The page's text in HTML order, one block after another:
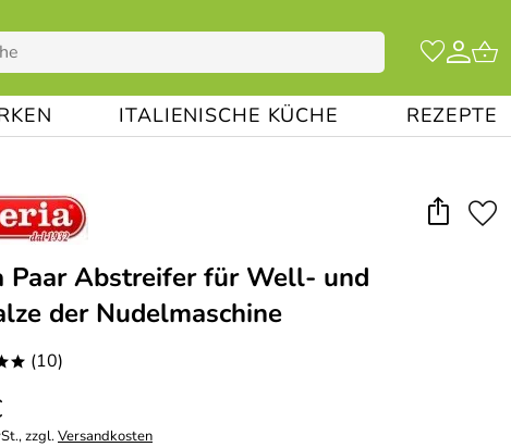
ITALIENISCHE KÜCHE REZEPTE
Paar Abstreifer für Well- und
der Nudelmaschine
(10)
zzgl.Versandkosten